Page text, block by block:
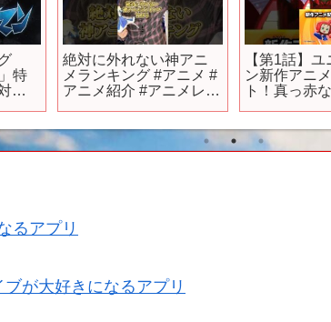
特
絶対に外れない神アニ
メランキング #アニメ #
アニメ紹介 #アニメレビ
タク #フィギュア #アニ
ソン #short #shorts #社
【第1話】
ン新作アニ
ト！真っ赤
う！？【ア
#shorts #バ
るアプリ
が大好きになるアプリ